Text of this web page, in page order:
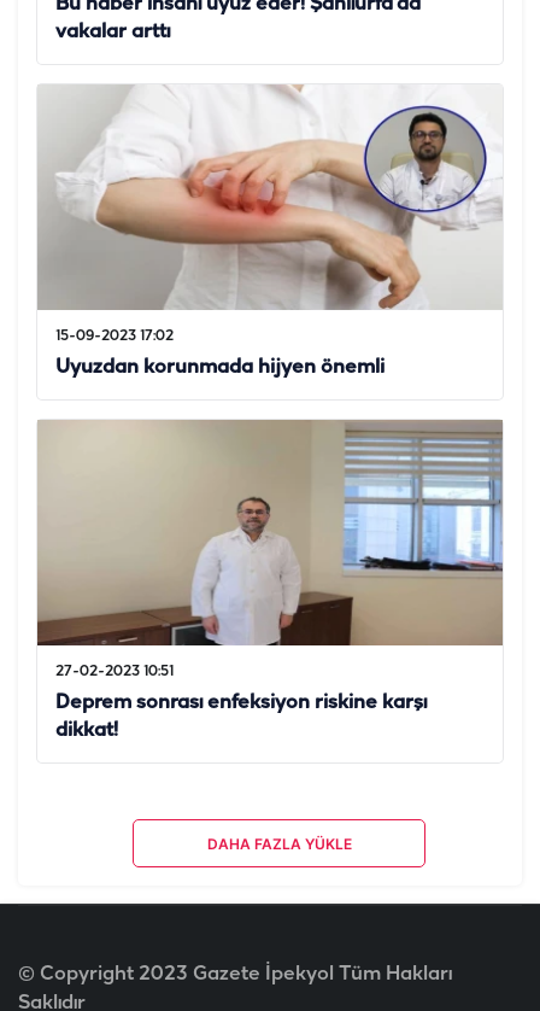
vakalar arttı
15-09-2023 17:02
Uyuzdan korunmada hijyen önemli
27-02-2023 10:51
Deprem sonrası enfeksiyon riskine karşı
dikkat!
DAHA FAZLA YÜKLE
© Copyright 2023 Gazete İpekyol Tüm Hakları
Saklıdır